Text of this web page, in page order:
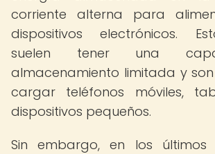
corriente alterna para
dispositivos electrónicos.
suelen tener una
almacenamiento limitada y
cargar teléfonos móviles,
dispositivos pequeños.
Sin embargo, en los últimos